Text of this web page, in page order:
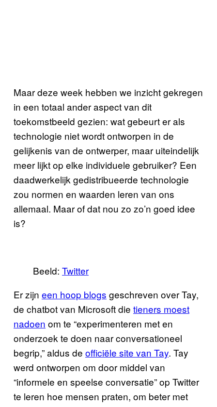
Maar deze week hebben we inzicht gekregen
in een totaal ander aspect van dit
toekomstbeeld gezien: wat gebeurt er als
technologie niet wordt ontworpen in de
gelijkenis van de ontwerper, maar uiteindelijk
meer lijkt op elke individuele gebruiker? Een
daadwerkelijk gedistribueerde technologie
zou normen en waarden leren van ons
allemaal. Maar of dat nou zo zo’n goed idee
is?
Beeld: Twitter
Er zijn een hoop blogs geschreven over Tay,
de chatbot van Microsoft die tieners moest
nadoen om te “experimenteren met en
onderzoek te doen naar conversationeel
begrip,” aldus de officiële site van Tay. Tay
werd ontworpen om door middel van
“informele en speelse conversatie” op Twitter
te leren hoe mensen praten, om beter met